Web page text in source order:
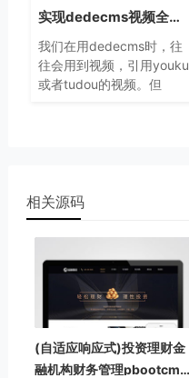
实现dedecms视频全屏的代码实例
我们在用dedecms时，往
往会用到视频，引用youku
或者tudou的视频。但
相关源码
(自适应响应式)投资理财金
融机构财务管理pbootcms